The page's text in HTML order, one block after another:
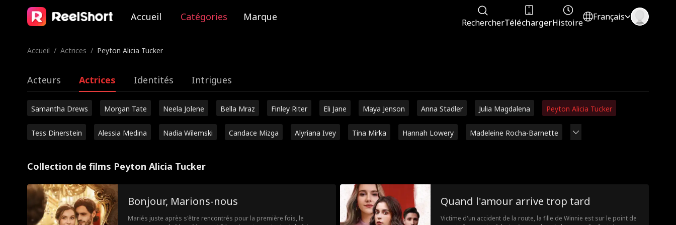
Accueil Catégories Marque RechercherTéléchargerHistoire
Français
Accueil / Actrices / Peyton Alicia Tucker
Acteurs Actrices Identités Intrigues
Samantha Drews Morgan Tate Neela Jolene Bella Mraz Finley Riter Eli Jane Maya Jenson Anna Stadler Julia Magdalena Peyton Alicia Tucker
Tess Dinerstein Alessia Medina Nadia Wilemski Candace Mizga Alyriana Ivey Tina Mirka Hannah Lowery Madeleine Rocha-Barnette
Collection de films Peyton Alicia Tucker
Bonjour, Marions-nous
Mariés juste après s'être rencontrés pour la première fois, le
Quand l'amour arrive trop tard
Victime d'un accident de la route, la fille de Winnie est sur le point de